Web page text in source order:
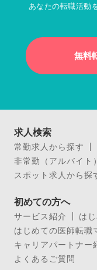
あなたの転職活動
無料
求人検索
常勤求人から探す
非常勤（アルバイト
スポット求人から探
初めての方へ
サービス紹介
は
はじめての医師転職
キャリアパートナー
よくあるご質問